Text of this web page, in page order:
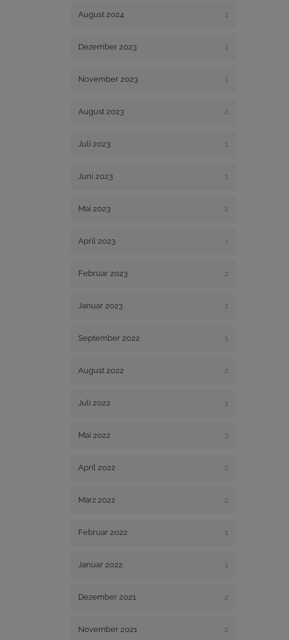
August 2024 1
Dezember 2023 1
November 2023 1
August 2023 2
Juli 2023 1
Juni 2023 1
Mai 2023 2
April 2023 1
Februar 2023 2
Januar 2023 1
September 2022 1
August 2022 2
Juli 2022 1
Mai 2022 3
April 2022 2
März 2022 2
Februar 2022 1
Januar 2022 1
Dezember 2021 2
November 2021 2